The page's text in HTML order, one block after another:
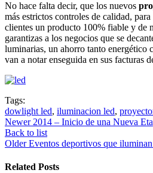
No hace falta decir, que los nuevos
más estrictos controles de calidad,
clientes un producto 100% fiable y de
garantizas a los negocios que se
luminarias, un ahorro tanto energético
van a notar enseguida en sus facturas
Tags:
dowlight led, iluminacion led,
Newer 2014 – Inicio de una Nueva
Back to list
Older Eventos deportivos que
Related Posts